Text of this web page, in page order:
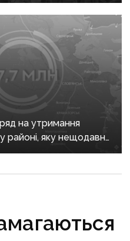
на утримання
районі, яку нещодавно